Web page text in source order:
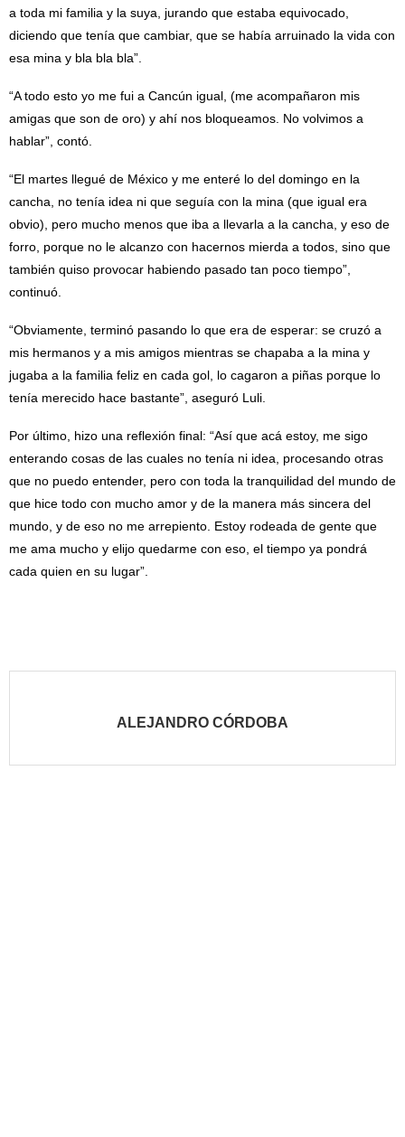
a toda mi familia y la suya, jurando que estaba equivocado,
diciendo que tenía que cambiar, que se había arruinado la vida con
esa mina y bla bla bla”.
“A todo esto yo me fui a Cancún igual, (me acompañaron mis
amigas que son de oro) у ahí nos bloqueamos. No volvimos a
hablar”, contó.
“El martes llegué de México y me enteré lo del domingo en la
cancha, no tenía idea ni que seguía con la mina (que igual era
obvio), pero mucho menos que iba a llevarla a la cancha, y eso de
forro, porque no le alcanzo con hacernos mierda a todos, sino que
también quiso provocar habiendo pasado tan poco tiempo”,
continuó.
“Obviamente, terminó pasando lo que era de esperar: se cruzó a
mis hermanos y a mis amigos mientras se chapaba a la mina y
jugaba a la familia feliz en cada gol, lo cagaron a piñas porque lo
tenía merecido hace bastante”, aseguró Luli.
Por último, hizo una reflexión final: “Así que acá estoy, me sigo
enterando cosas de las cuales no tenía ni idea, procesando otras
que no puedo entender, pero con toda la tranquilidad del mundo de
que hice todo con mucho amor y de la manera más sincera del
mundo, y de eso no me arrepiento. Estoy rodeada de gente que
me ama mucho y elijo quedarme con eso, el tiempo ya pondrá
cada quien en su lugar”.
ALEJANDRO CÓRDOBA